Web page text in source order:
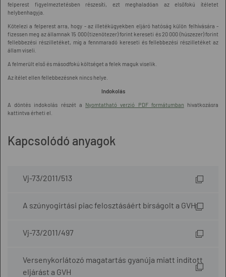
felperest figyelmeztetésben részesíti, ezt meghaladóan az elsőfokú ítéletet
helybenhagyja.
Kötelezi a felperest arra, hogy - az illetékügyekben eljáró hatóság külön felhívására -
fizessen meg az államnak 15 000 (tizenötezer) forint kereseti és 20 000 (húszezer) forint
fellebbezési részilletéket, míg a fennmaradó kereseti és fellebbezési részilletéket az
állam viseli.
A felmerült első és másodfokú költséget a felek maguk viselik.
Az ítélet ellen fellebbezésnek nincs helye.
Indokolás
A döntés indokolás részét a Nyomtatható verzió PDF formátumban hivatkozásra
kattintva érheti el.
Kapcsolódó anyagok
Vj-73/2011/513
A szúnyogirtási piac felosztásáért bírságolt a GVH
Vj-73/2011/497
Versenykorlátozó magatartás gyanúja miatt indított
eljárást a GVH